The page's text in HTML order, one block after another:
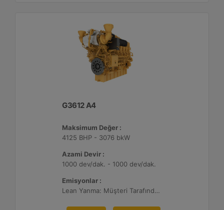
G3612 A4
Maksimum Değer :
4125 BHP - 3076 bkW
Azami Devir :
1000 dev/dak. - 1000 dev/dak.
Emisyonlar :
Lean Yanma: Müşteri Tarafından Sağlanan Atık Arıtma ile NSPS Saha Uyumluluğuna Sahiptir, 0,3 g ve 0,5 g/bhp-sa. NOx